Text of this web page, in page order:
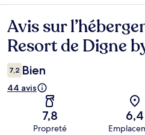
Avis
Avis sur
Resort de Digne
7,2 Bien
44 avis
7,8
Propreté
6,4